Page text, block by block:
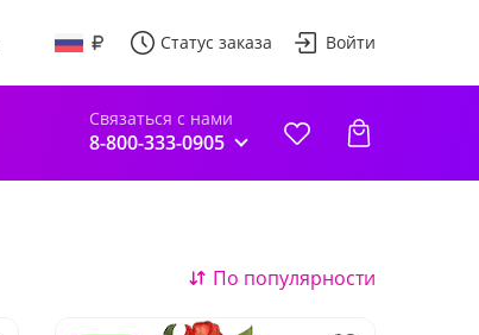
Статус заказа Войти
Связаться с нами
8-800-333-0905
По популярности